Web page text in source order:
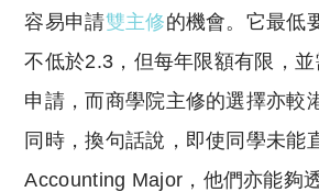
容易申請雙主修的機會。它最低
不低於2.3，但每年限額有限，
申請，而商學院主修的選擇亦較
同時，換句話說，即使同學未能
Accounting Major，他們亦能夠